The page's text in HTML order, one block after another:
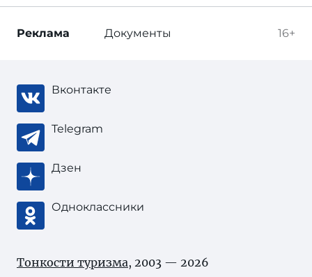
16+
Реклама Документы
Вконтакте
Telegram
Дзен
Одноклассники
Тонкости туризма, 2003 — 2026